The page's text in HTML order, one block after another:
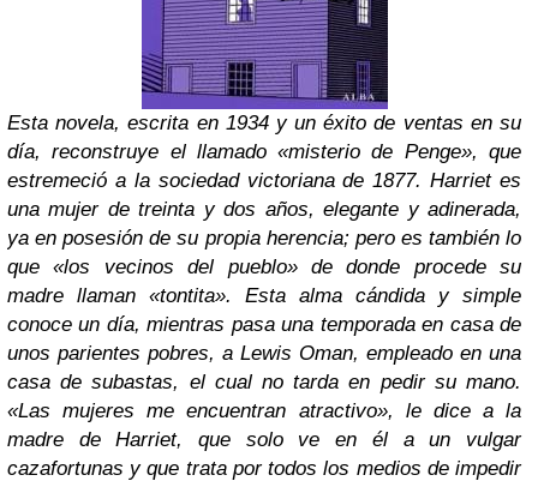
Esta novela, escrita en 1934 y un éxito de ventas en su
día, reconstruye el llamado «misterio de Penge», que
estremeció a la sociedad victoriana de 1877. Harriet es
una mujer de treinta y dos años, elegante y adinerada,
ya en posesión de su propia herencia; pero es también lo
que «los vecinos del pueblo» de donde procede su
madre llaman «tontita». Esta alma cándida y simple
conoce un día, mientras pasa una temporada en casa de
unos parientes pobres, a Lewis Oman, empleado en una
casa de subastas, el cual no tarda en pedir su mano.
«Las mujeres me encuentran atractivo», le dice a la
madre de Harriet, que solo ve en él a un vulgar
cazafortunas y que trata por todos los medios de impedir